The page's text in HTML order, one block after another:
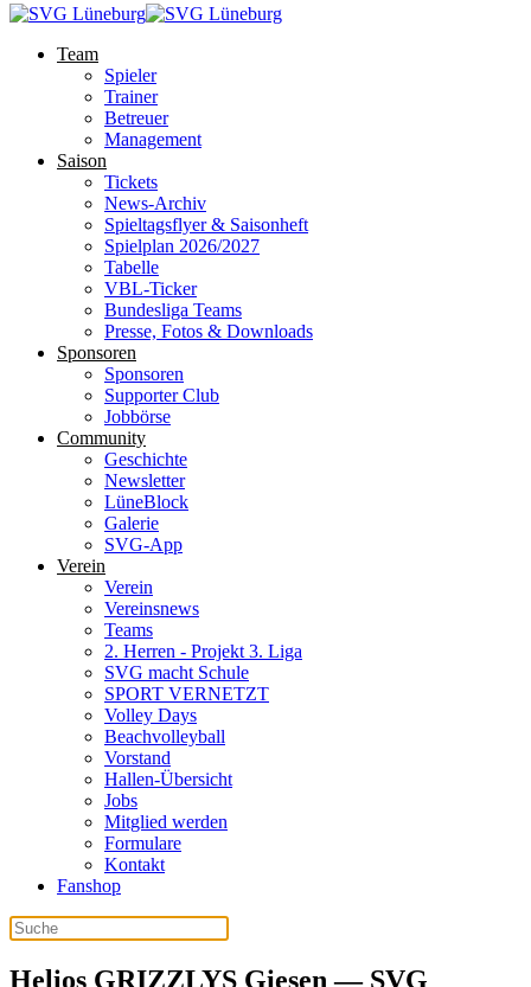
Team
Spieler
Trainer
Betreuer
Management
Saison
Tickets
News-Archiv
Spieltagsflyer & Saisonheft
Spielplan 2026/2027
Tabelle
VBL-Ticker
Bundesliga Teams
Presse, Fotos & Downloads
Sponsoren
Sponsoren
Supporter Club
Jobbörse
Community
Geschichte
Newsletter
LüneBlock
Galerie
SVG-App
Verein
Verein
Vereinsnews
Teams
2. Herren - Projekt 3. Liga
SVG macht Schule
SPORT VERNETZT
Volley Days
Beachvolleyball
Vorstand
Hallen-Übersicht
Jobs
Mitglied werden
Formulare
Kontakt
Fanshop
Helios GRIZZLYS Giesen — SVG